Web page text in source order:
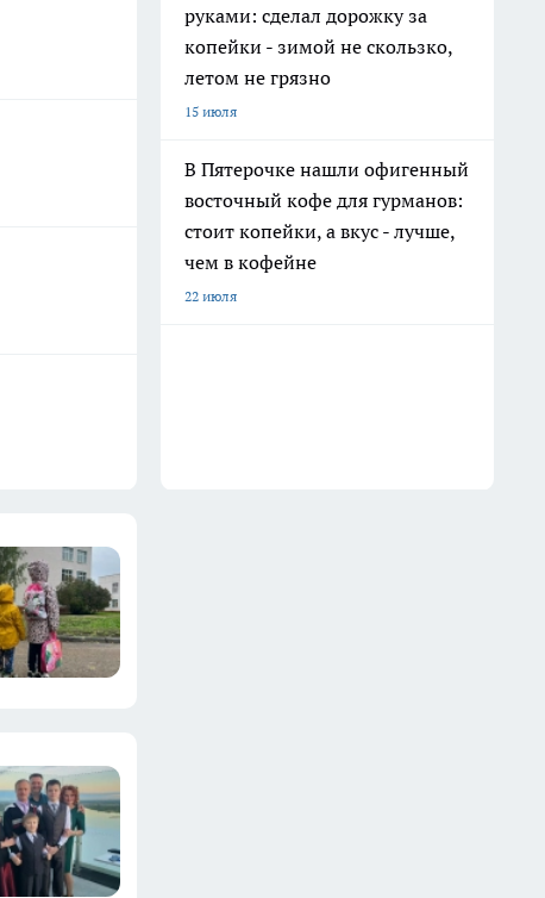
руками: сделал дорожку за
копейки - зимой не скользко,
летом не грязно
15 июля
В Пятерочке нашли офигенный
восточный кофе для гурманов:
стоит копейки, а вкус - лучше,
чем в кофейне
22 июля